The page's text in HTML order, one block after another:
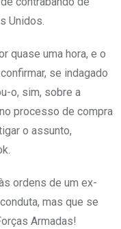
Unidos.
quase uma hora, e o
se indagado
o, sim, sobre a
processo de compra
o assunto,
ordens de um ex-
mas que se
Armadas!